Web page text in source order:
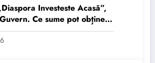
Investeste Acasă”,
Ce sume pot obține
se întorc…